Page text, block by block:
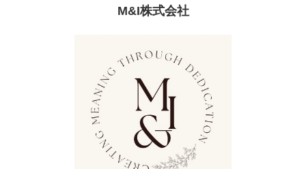
M&I株式会社